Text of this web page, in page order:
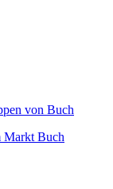
Markt Buch